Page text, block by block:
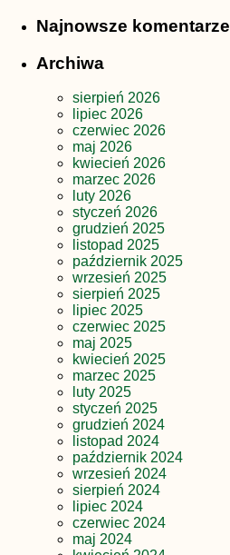
Najnowsze komentarze
Archiwa
sierpień 2026
lipiec 2026
czerwiec 2026
maj 2026
kwiecień 2026
marzec 2026
luty 2026
styczeń 2026
grudzień 2025
listopad 2025
październik 2025
wrzesień 2025
sierpień 2025
lipiec 2025
czerwiec 2025
maj 2025
kwiecień 2025
marzec 2025
luty 2025
styczeń 2025
grudzień 2024
listopad 2024
październik 2024
wrzesień 2024
sierpień 2024
lipiec 2024
czerwiec 2024
maj 2024